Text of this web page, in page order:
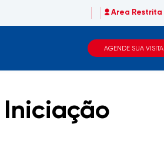
Area Restrita
AGENDE SUA VISITA